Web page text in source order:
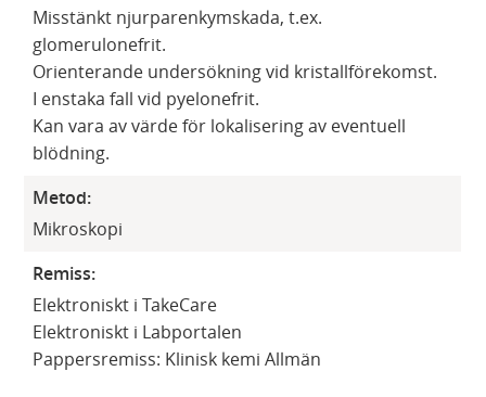
Misstänkt njurparenkymskada, t.ex.
glomerulonefrit.
Orienterande undersökning vid kristallförekomst.
I enstaka fall vid pyelonefrit.
Kan vara av värde för lokalisering av eventuell
blödning.
Metod:
Mikroskopi
Remiss:
Elektroniskt i TakeCare
Elektroniskt i Labportalen
Pappersremiss: Klinisk kemi Allmän